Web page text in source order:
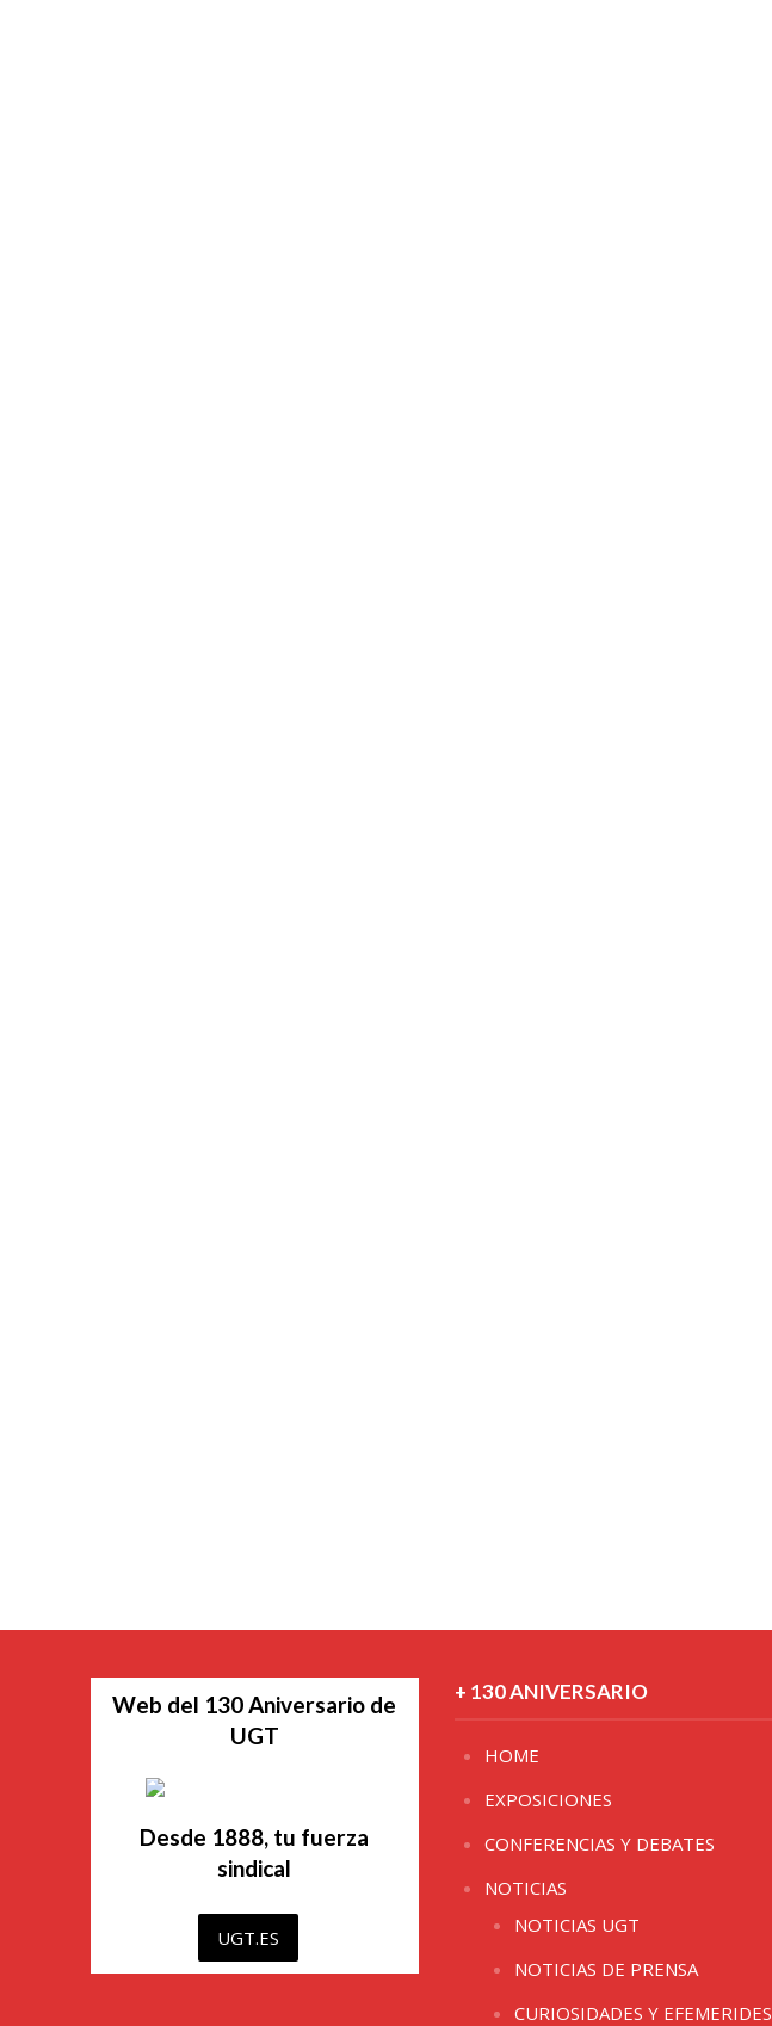
Web del 130 Aniversario de
UGT
Desde 1888, tu fuerza
sindical
UGT.ES
+ 130 ANIVERSARIO
HOME
EXPOSICIONES
CONFERENCIAS Y DEBATES
NOTICIAS
NOTICIAS UGT
NOTICIAS DE PRENSA
CURIOSIDADES Y EFEMERIDES